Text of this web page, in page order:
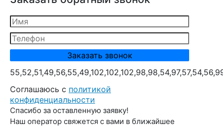
Cоглашаюсь с политикой
конфиденциальности
Спасибо за оставленную заявку!
Наш оператор свяжется с вами в ближайшее